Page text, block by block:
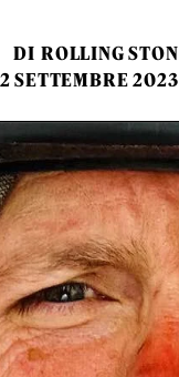
DI ROLLING
SETTEMBRE